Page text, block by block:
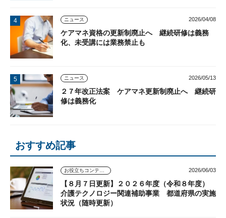
ニュース 2026/04/08
ケアマネ資格の更新制廃止へ 継続研修は義務
化、未受講には業務禁止も
ニュース 2026/05/13
２７年改正法案 ケアマネ更新制廃止へ 継続研
修は義務化
おすすめ記事
お役立ちコンテンツ 2026/06/03
【８月７日更新】２０２６年度（令和８年度）
介護テクノロジー関連補助事業 都道府県の実施
状況（随時更新）